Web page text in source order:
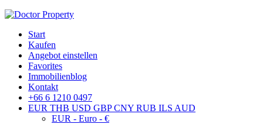
Start
Kaufen
Angebot einstellen
Favorites
Immobilienblog
Kontakt
+66 6 1210 0497
EUR THB USD GBP CNY RUB ILS AUD
EUR - Euro - €